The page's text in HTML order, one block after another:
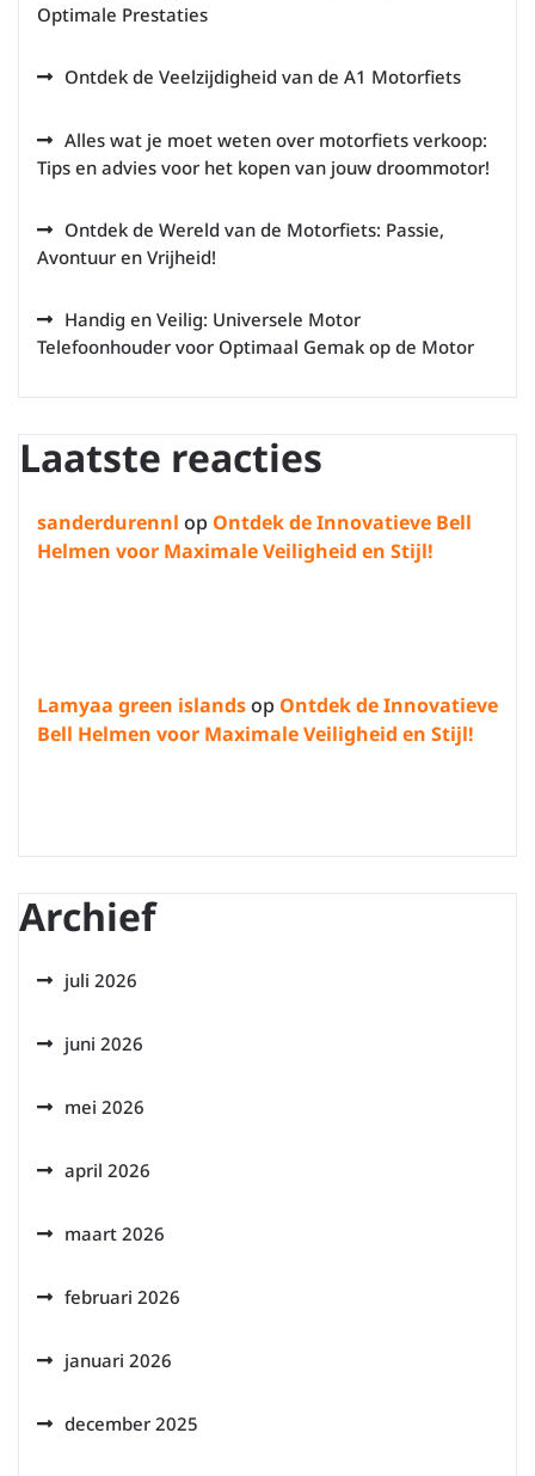
Optimale Prestaties
Ontdek de Veelzijdigheid van de A1 Motorfiets
Alles wat je moet weten over motorfiets verkoop:
Tips en advies voor het kopen van jouw droommotor!
Ontdek de Wereld van de Motorfiets: Passie,
Avontuur en Vrijheid!
Handig en Veilig: Universele Motor
Telefoonhouder voor Optimaal Gemak op de Motor
Laatste reacties
sanderdurennl op Ontdek de Innovatieve Bell
Helmen voor Maximale Veiligheid en Stijl!
Lamyaa green islandsop Ontdek de Innovatieve
Bell Helmen voor Maximale Veiligheid en Stijl!
Archief
juli 2026
juni 2026
mei 2026
april 2026
maart 2026
februari 2026
januari 2026
december 2025